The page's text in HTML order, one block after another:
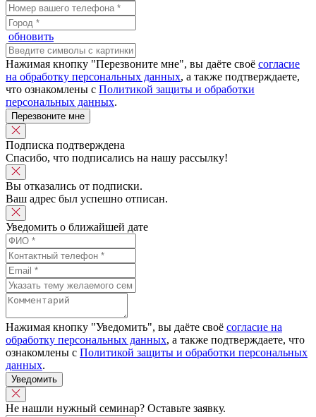
обновить
Нажимая кнопку "Перезвоните мне", вы даёте своё согласие
на обработку персональных данных, а также подтверждаете,
что ознакомлены с Политикой защиты и обработки
персональных данных.
Перезвоните мне
Подписка подтверждена
Спасибо, что подписались на нашу рассылку!
Вы отказались от подписки.
Ваш адрес был успешно отписан.
Уведомить о ближайшей дате
Нажимая кнопку "Уведомить", вы даёте своё согласие на
обработку персональных данных, а также подтверждаете, что
ознакомлены с Политикой защиты и обработки персональных
данных.
Уведомить
Не нашли нужный семинар? Оставьте заявку.